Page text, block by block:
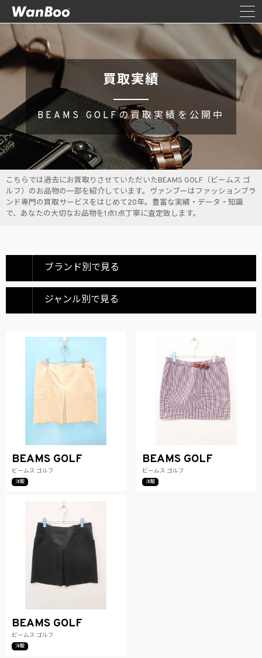
買取実績
BEAMS GOLFの買取実績を公開中
こちらでは過去にお買取りさせていただいたBEAMS GOLF（ビームス ゴ
ルフ）のお品物の一部を紹介しています。ヴァンブーはファッションブラ
ンド専門の買取サービスをはじめて20年。豊富な実績・データ・知識
で、あなたの大切なお品物を1点1点丁寧に査定致します。
ブランド別で見る
ジャンル別で見る
BEAMS GOLF
ビームス ゴルフ
洋服
BEAMS GOLF
ビームス ゴルフ
洋服
BEAMS GOLF
ビームス ゴルフ
洋服